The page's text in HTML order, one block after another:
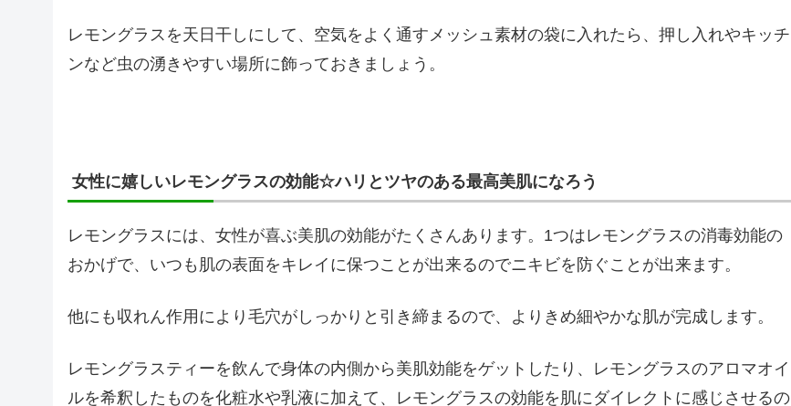
レモングラスを天日干しにして、空気をよく通すメッシュ素材の袋に入れたら、押し入れやキッチ
ンなど虫の湧きやすい場所に飾っておきましょう。
女性に嬉しいレモングラスの効能☆ハリとツヤのある最高美肌になろう
レモングラスには、女性が喜ぶ美肌の効能がたくさんあります。1つはレモングラスの消毒効能の
おかげで、いつも肌の表面をキレイに保つことが出来るのでニキビを防ぐことが出来ます。
他にも収れん作用により毛穴がしっかりと引き締まるので、よりきめ細やかな肌が完成します。
レモングラスティーを飲んで身体の内側から美肌効能をゲットしたり、レモングラスのアロマオイ
ルを希釈したものを化粧水や乳液に加えて、レモングラスの効能を肌にダイレクトに感じさせるの